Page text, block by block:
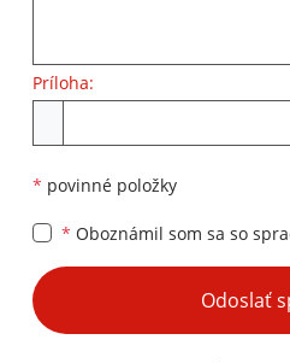
Príloha:
* povinné položky
* Oboznámil som sa so
Google reCaptcha Response
Odoslať